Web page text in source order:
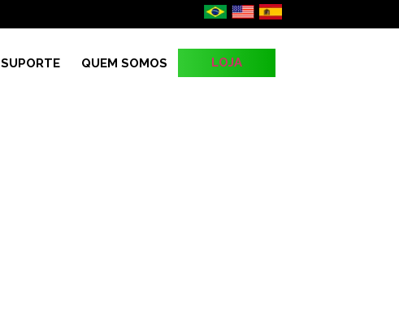
SUPORTE QUEM SOMOS LOJA